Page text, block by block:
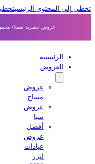
إلى المحتوى الرئيسي تخطي إلى
عروض حصرية لعملاء مجموعة
الرئيسية
العروض
عروض
مساج
عروض
أفضل
عروض
عيادات